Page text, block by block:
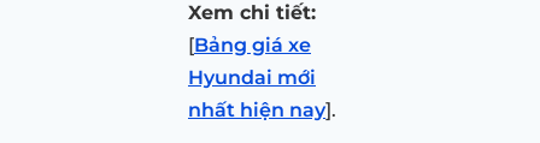
Xem chi tiết:
[Bảng giá xe
Hyundai mới
nhất hiện nay].